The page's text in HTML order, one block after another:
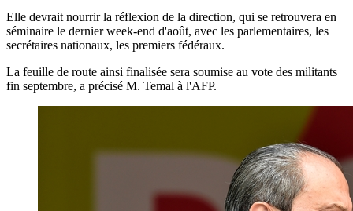
Elle devrait nourrir la réflexion de la direction, qui se retrouvera en
séminaire le dernier week-end d'août, avec les parlementaires, les
secrétaires nationaux, les premiers fédéraux.
La feuille de route ainsi finalisée sera soumise au vote des militants
fin septembre, a précisé M. Temal à l'AFP.